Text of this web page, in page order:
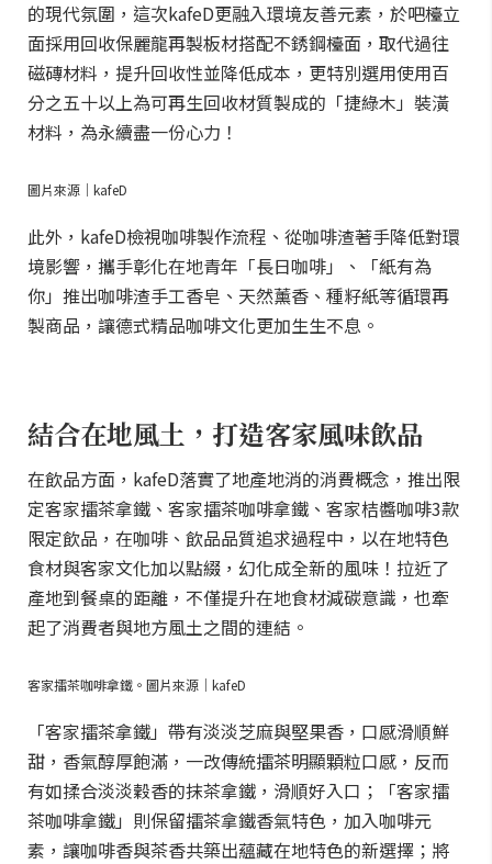
的現代氛圍，這次kafeD更融入環境友善元素，於吧檯立
面採用回收保麗龍再製板材搭配不銹鋼檯面，取代過往
磁磚材料，提升回收性並降低成本，更特別選用使用百
分之五十以上為可再生回收材質製成的「捷綠木」裝潢
材料，為永續盡一份心力！
圖片來源｜kafeD
此外，kafeD檢視咖啡製作流程、從咖啡渣著手降低對環
境影響，攜手彰化在地青年「長日咖啡」、「紙有為
你」推出咖啡渣手工香皂、天然薰香、種籽紙等循環再
製商品，讓德式精品咖啡文化更加生生不息。
結合在地風土，打造客家風味飲品
在飲品方面，kafeD落實了地產地消的消費概念，推出限
定客家擂茶拿鐵、客家擂茶咖啡拿鐵、客家桔醬咖啡3款
限定飲品，在咖啡、飲品品質追求過程中，以在地特色
食材與客家文化加以點綴，幻化成全新的風味！拉近了
產地到餐桌的距離，不僅提升在地食材減碳意識，也牽
起了消費者與地方風土之間的連結。
客家擂茶咖啡拿鐵。圖片來源｜kafeD
「客家擂茶拿鐵」帶有淡淡芝麻與堅果香，口感滑順鮮
甜，香氣醇厚飽滿，一改傳統擂茶明顯顆粒口感，反而
有如揉合淡淡穀香的抹茶拿鐵，滑順好入口；「客家擂
茶咖啡拿鐵」則保留擂茶拿鐵香氣特色，加入咖啡元
素，讓咖啡香與茶香共築出蘊藏在地特色的新選擇；將